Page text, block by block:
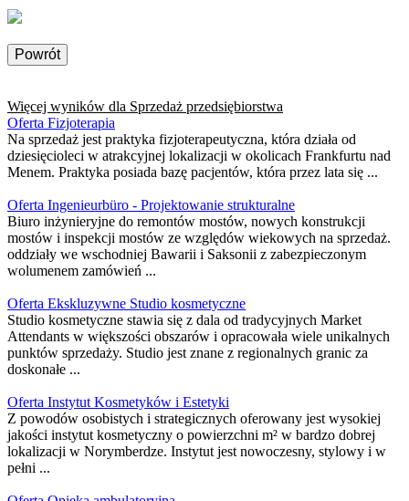
Powrót
Więcej wyników dla Sprzedaż przedsiębiorstwa
Oferta Fizjoterapia
Na sprzedaż jest praktyka fizjoterapeutyczna, która działa od
dziesięcioleci w atrakcyjnej lokalizacji w okolicach Frankfurtu nad
Menem. Praktyka posiada bazę pacjentów, która przez lata się ...
Oferta Ingenieurbüro - Projektowanie strukturalne
Biuro inżynieryjne do remontów mostów, nowych konstrukcji
mostów i inspekcji mostów ze względów wiekowych na sprzedaż.
oddziały we wschodniej Bawarii i Saksonii z zabezpieczonym
wolumenem zamówień ...
Oferta Ekskluzywne Studio kosmetyczne
Studio kosmetyczne stawia się z dala od tradycyjnych Market
Attendants w większości obszarów i opracowała wiele unikalnych
punktów sprzedaży. Studio jest znane z regionalnych granic za
doskonałe ...
Oferta Instytut Kosmetyków i Estetyki
Z powodów osobistych i strategicznych oferowany jest wysokiej
jakości instytut kosmetyczny o powierzchni m² w bardzo dobrej
lokalizacji w Norymberdze. Instytut jest nowoczesny, stylowy i w
pełni ...